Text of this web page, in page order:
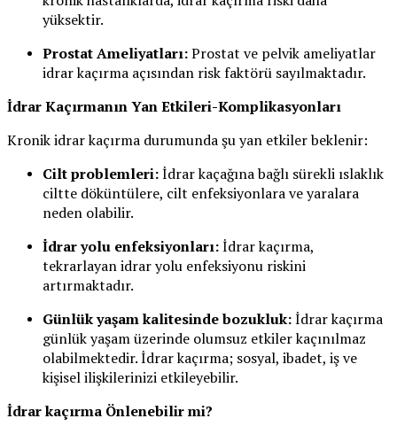
yüksektir.
Prostat Ameliyatları:Prostat ve pelvik ameliyatlar
idrar kaçırma açısından risk faktörü sayılmaktadır.
İdrar Kaçırmanın Yan Etkileri-Komplikasyonları
Kronik idrar kaçırma durumunda şu yan etkiler beklenir:
Cilt problemleri:İdrar kaçağına bağlı sürekli ıslaklık
ciltte döküntülere, cilt enfeksiyonlara ve yaralara
neden olabilir.
İdrar yolu enfeksiyonları:İdrar kaçırma,
tekrarlayan idrar yolu enfeksiyonu riskini
artırmaktadır.
Günlük yaşam kalitesinde bozukluk:İdrar kaçırma
günlük yaşam üzerinde olumsuz etkiler kaçınılmaz
olabilmektedir. İdrar kaçırma; sosyal, ibadet, iş ve
kişisel ilişkilerinizi etkileyebilir.
İdrar kaçırma Önlenebilir mi?